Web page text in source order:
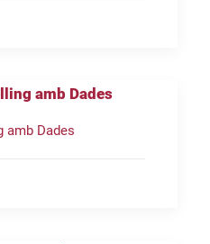
amb Dades
amb Dades